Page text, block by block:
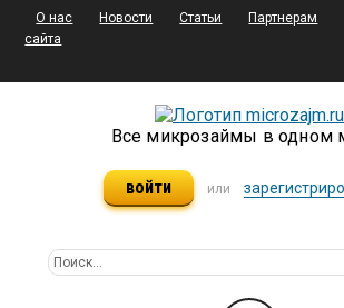
О нас Новости Статьи Партнерам
сайта
Все микрозаймы в одном
войти или